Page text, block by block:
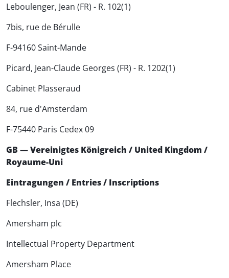
Leboulenger, Jean (FR) - R. 102(1)
7bis, rue de Bérulle
F-94160 Saint-Mande
Picard, Jean-Claude Georges (FR) - R. 1202(1)
Cabinet Plasseraud
84, rue d'Amsterdam
F-75440 Paris Cedex 09
GB — Vereinigtes Königreich / United Kingdom /
Royaume-Uni
Eintragungen / Entries / Inscriptions
Flechsler, Insa (DE)
Amersham plc
Intellectual Property Department
Amersham Place